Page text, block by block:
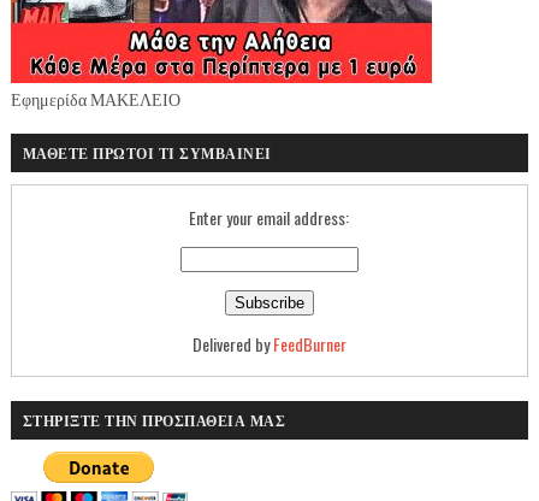
Εφημερίδα ΜΑΚΕΛΕΙΟ
ΜΑΘΕΤΕ ΠΡΩΤΟΙ ΤΙ ΣΥΜΒΑΙΝΕΙ
Enter your email address:
Delivered byFeedBurner
ΣΤΗΡΙΞΤΕ ΤΗΝ ΠΡΟΣΠΑΘΕΙΑ ΜΑΣ